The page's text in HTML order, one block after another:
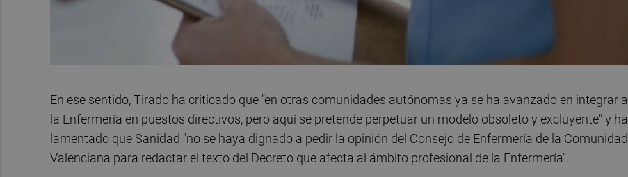
En ese sentido, Tirado ha criticado que "en otras comunidades autónomas ya se ha avanzado en integrar a
la Enfermería en puestos directivos, pero aquí se pretende perpetuar un modelo obsoleto y excluyente" y ha
lamentado que Sanidad "no se haya dignado a pedir la opinión del Consejo de Enfermería de la Comunidad
Valenciana para redactar el texto del Decreto que afecta al ámbito profesional de la Enfermería".